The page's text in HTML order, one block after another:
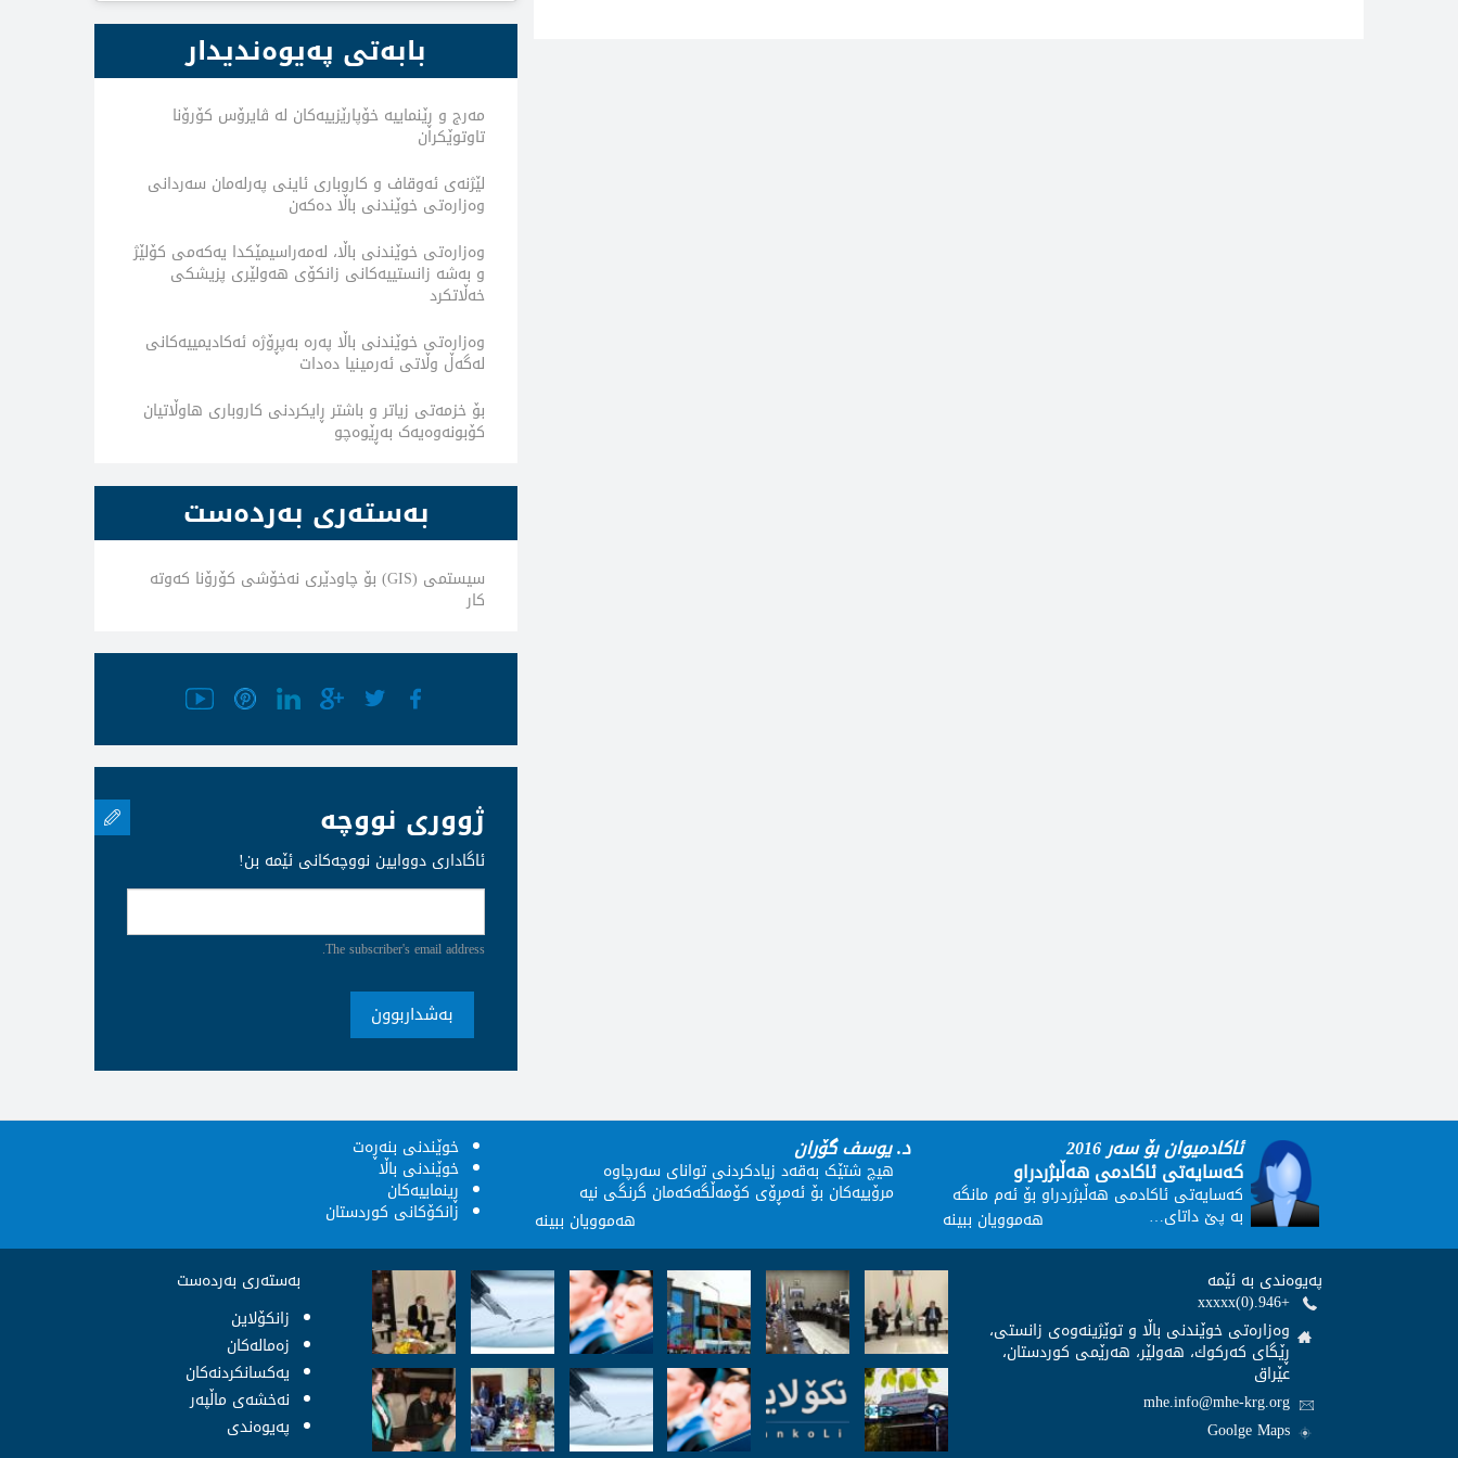
بابەتی پەیوەندیدار
مەرج و ڕێنماییە خۆپارێزییەکان لە ڤایرۆس کۆرۆنا
تاوتوێکران
لێژنەى ئەوقاف و کاروبارى ئاینى پەرلەمان سەردانى
وەزارەتى خوێندنى باڵا دەکەن
وەزارەتى خوێندنى باڵا، لەمەراسیمێکدا یەکەمی کۆلێژ
و بەشە زانستییەکانى زانکۆى هەولێرى پزیشکى
خەڵاتکرد
وەزارەتى خوێندنى باڵا پەرە بەپڕۆژە ئەکادیمییەکانى
لەگەڵ وڵاتى ئەرمینیا دەدات
بۆ خزمەتى زیاتر و باشتر ڕایکردنى کاروبارى هاوڵاتیان
کۆبونەوەیەک بەڕێوەچو
بەستەری بەردەست
سیستمی (GIS) بۆ چاودێری نەخۆشی کۆرۆنا كه‌وته‌
كار
ژووری نووچە
ئاگاداری دووایین نووچەکانی ئێمە بن!
The subscriber's email address.
بەشداربوون
خوێندنى بنەڕەت
خوێندنى باڵا
ڕینماییەکان
زانکۆکانى کوردستان
د. یوسف گۆران
هیچ شتێک بەقەد زیادکردنى تواناى سەرچاوە
مرۆییەکان بۆ ئەمڕۆى کۆمەڵگەکەمان گرنگى نیە
هەموویان ببینە
ئاکادمیوان بۆ سەر 2016
کەسایەتی ئاکادمی هەڵبژردراو
کەسایەتی ئاکادمی هەڵبژردراو بۆ ئەم مانگە
بە پێ داتای… هەموویان ببینە
بەستەری بەردەست
زانکۆلاین
زەمالەکان
یەکسانکردنەکان
نەخشەى ماڵپەر
پەيوەندى
پەيوەندى بە ئێمە
+946.(0)xxxxx
وەزارەتى خوێندنى باڵا و توێژینەوەى زانستى،
ڕێگاى كەركوك، هەولێر، هەرێمى كوردستان،
عێراق
mhe.info@mhe-krg.org
Goolge Maps